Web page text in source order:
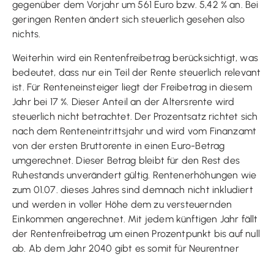
gegenüber dem Vorjahr um 561 Euro bzw. 5,42 % an. Bei
geringen Renten ändert sich steuerlich gesehen also
nichts.
Weiterhin wird ein Rentenfreibetrag berücksichtigt, was
bedeutet, dass nur ein Teil der Rente steuerlich relevant
ist. Für Renteneinsteiger liegt der Freibetrag in diesem
Jahr bei 17 %. Dieser Anteil an der Altersrente wird
steuerlich nicht betrachtet. Der Prozentsatz richtet sich
nach dem Renteneintrittsjahr und wird vom Finanzamt
von der ersten Bruttorente in einen Euro-Betrag
umgerechnet. Dieser Betrag bleibt für den Rest des
Ruhestands unverändert gültig. Rentenerhöhungen wie
zum 01.07. dieses Jahres sind demnach nicht inkludiert
und werden in voller Höhe dem zu versteuernden
Einkommen angerechnet. Mit jedem künftigen Jahr fällt
der Rentenfreibetrag um einen Prozentpunkt bis auf null
ab. Ab dem Jahr 2040 gibt es somit für Neurentner